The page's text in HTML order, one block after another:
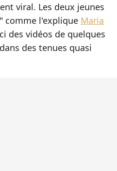
viral. Les deux jeunes
comme l'explique Maria
des vidéos de quelques
des tenues quasi